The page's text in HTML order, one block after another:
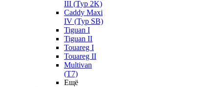
III (Typ 2K)
Caddy Maxi
IV (Typ SB)
Tiguan I
Tiguan II
Touareg I
Touareg II
Multivan
(T7)
Ещё